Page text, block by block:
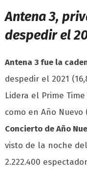
Antena 3,
despedir el
Antena 3 fue la
despedir el 2021
Lidera el Prime
como en Año Nuevo
Concierto de Año
visto de la noche
2.222.400